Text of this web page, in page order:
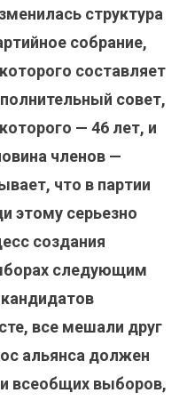
структура
собрание,
составляет
совет,
— 46 лет, и
членов —
что в партии
этому серьезно
создания
следующим
все мешали друг
альянса должен
всеобщих выборов,